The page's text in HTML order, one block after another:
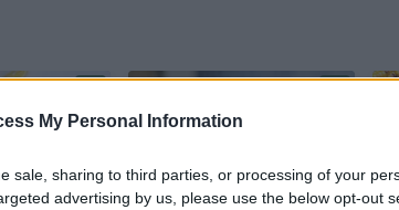
My Personal Information
sale, sharing to third parties, or processing of your
advertising by us, please use the below opt-out